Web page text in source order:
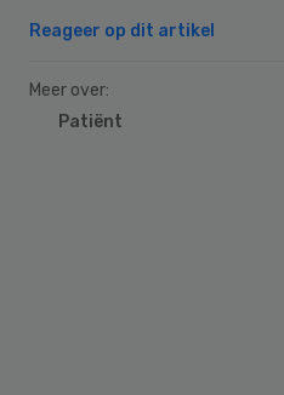
Reageer op dit artikel
Meer over:
Patiënt